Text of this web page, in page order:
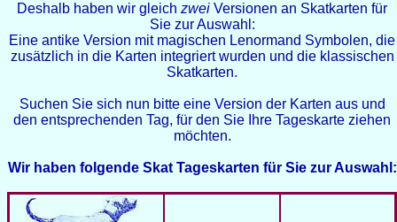
Deshalb haben wir gleich zwei Versionen an Skatkarten für
Sie zur Auswahl:
Eine antike Version mit magischen Lenormand Symbolen, die
zusätzlich in die Karten integriert wurden und die klassischen
Skatkarten.
Suchen Sie sich nun bitte eine Version der Karten aus und
den entsprechenden Tag, für den Sie Ihre Tageskarte ziehen
möchten.
Wir haben folgende Skat Tageskarten für Sie zur Auswahl: